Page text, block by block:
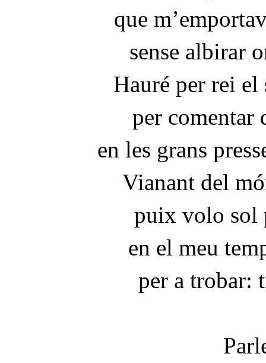
que
sense albirar
Hauré per rei el
per comentar
en les grans
Vianant del
puix volo sol
en el meu
per a trobar: